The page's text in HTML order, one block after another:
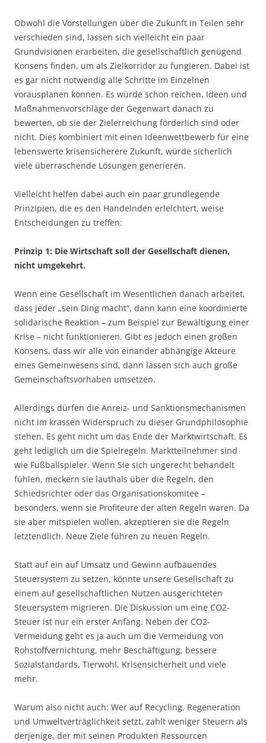
Obwohl die Vorstellungen über die Zukunft in Teilen sehr
verschieden sind, lassen sich vielleicht ein paar
Grundvisionen erarbeiten, die gesellschaftlich genügend
Konsens finden, um als Zielkorridor zu fungieren. Dabei ist
es gar nicht notwendig alle Schritte im Einzelnen
vorausplanen können. Es würde schon reichen, Ideen und
Maßnahmenvorschläge der Gegenwart danach zu
bewerten, ob sie der Zielerreichung förderlich sind oder
nicht. Dies kombiniert mit einen Ideenwettbewerb für eine
lebenswerte krisensicherere Zukunft, würde sicherlich
viele überraschende Lösungen generieren.
Vielleicht helfen dabei auch ein paar grundlegende
Prinzipien, die es den Handelnden erleichtert, weise
Entscheidungen zu treffen:
Prinzip 1: Die Wirtschaft soll der Gesellschaft dienen,
nicht umgekehrt.
Wenn eine Gesellschaft im Wesentlichen danach arbeitet,
dass jeder „sein Ding macht“, dann kann eine koordinierte
solidarische Reaktion – zum Beispiel zur Bewältigung einer
Krise – nicht funktionieren. Gibt es jedoch einen großen
Konsens, dass wir alle von einander abhängige Akteure
eines Gemeinwesens sind, dann lassen sich auch große
Gemeinschaftsvorhaben umsetzen.
Allerdings dürfen die Anreiz- und Sanktionsmechanismen
nicht im krassen Widerspruch zu dieser Grundphilosophie
stehen. Es geht nicht um das Ende der Marktwirtschaft. Es
geht lediglich um die Spielregeln. Marktteilnehmer sind
wie Fußballspieler. Wenn Sie sich ungerecht behandelt
fühlen, meckern sie lauthals über die Regeln, den
Schiedsrichter oder das Organisationskomitee –
besonders, wenn sie Profiteure der alten Regeln waren. Da
sie aber mitspielen wollen, akzeptieren sie die Regeln
letztendlich. Neue Ziele führen zu neuen Regeln.
Statt auf ein auf Umsatz und Gewinn aufbauendes
Steuersystem zu setzen, könnte unsere Gesellschaft zu
einem auf gesellschaftlichen Nutzen ausgerichteten
Steuersystem migrieren. Die Diskussion um eine CO2-
Steuer ist nur ein erster Anfang. Neben der CO2-
Vermeidung geht es ja auch um die Vermeidung von
Rohstoffvernichtung, mehr Beschäftigung, bessere
Sozialstandards, Tierwohl, Krisensicherheit und viele
mehr.
Warum also nicht auch: Wer auf Recycling, Regeneration
und Umweltverträglichkeit setzt, zahlt weniger Steuern als
derjenige, der mit seinen Produkten Ressourcen